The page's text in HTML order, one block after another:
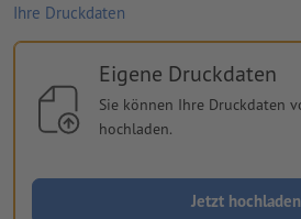
Ihre Druckdaten
Eigene Druckdaten
Sie können Ihre Druckdaten
hochladen.
Jetzt hochladen